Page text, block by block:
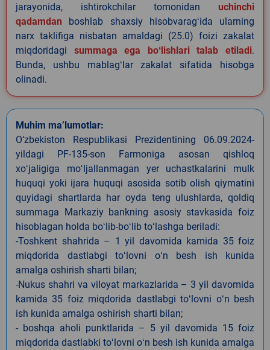
jarayonida, ishtirokchilar tomonidan uchinchi
qadamdan boshlab shaxsiy hisobvaragʻida ularning
narx taklifiga nisbatan amaldagi (25.0) foizi zakalat
miqdoridagi summaga ega boʻlishlari talab etiladi.
Bunda, ushbu mablagʻlar zakalat sifatida hisobga
olinadi.
Muhim ma’lumotlar:
O‘zbekiston Respublikasi Prezidentining 06.09.2024-
yildagi PF-135-son Farmoniga asosan qishloq
xoʻjaligiga moʻljallanmagan yer uchastkalarini mulk
huquqi yoki ijara huquqi asosida sotib olish qiymatini
quyidagi shartlarda har oyda teng ulushlarda, qoldiq
summaga Markaziy bankning asosiy stavkasida foiz
hisoblagan holda boʻlib-boʻlib toʻlashga beriladi:
-Toshkent shahrida – 1 yil davomida kamida 35 foiz
miqdorida dastlabgi toʻlovni oʻn besh ish kunida
amalga oshirish sharti bilan;
-Nukus shahri va viloyat markazlarida – 3 yil davomida
kamida 35 foiz miqdorida dastlabgi toʻlovni oʻn besh
ish kunida amalga oshirish sharti bilan;
- boshqa aholi punktlarida – 5 yil davomida 15 foiz
miqdorida dastlabki toʻlovni oʻn besh ish kunida amalga